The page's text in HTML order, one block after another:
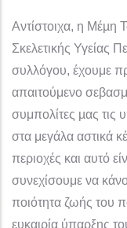
Αντίστοιχα, η Μέµη
Σκελετικής Υγείας
συλλόγου, έχουμε
απαιτούμενο
συμπολίτες µας τις
στα μεγάλα αστικά
περιοχές και αυτό
συνεχίσουμε να
ποιότητα ζωής του
ευκαιρία ύπαρξης